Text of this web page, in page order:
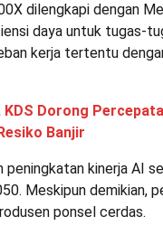
dilengkapi dengan
daya untuk tugas-
kerja tertentu
KDS Dorong
Banjir
peningkatan kinerja AI
Meskipun demikian,
ponsel cerdas.